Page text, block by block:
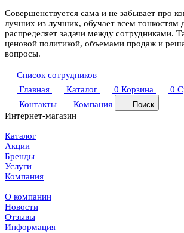
Совершенствуется сама и не забывает про
лучших из лучших, обучает всем тонкостям
распределяет задачи между сотрудниками.
ценовой политикой, объемами продаж и
вопросы.
Список сотрудников
Главная
Каталог 0 Корзина 0
Контакты
Компания Поиск
Интернет-магазин
Каталог
Акции
Бренды
Услуги
Компания
О компании
Новости
Отзывы
Информация